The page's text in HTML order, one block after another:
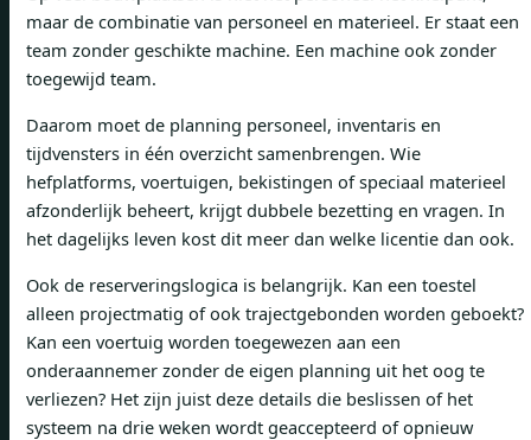
maar de combinatie van personeel en materieel. Er staat een
team zonder geschikte machine. Een machine ook zonder
toegewijd team.
Daarom moet de planning personeel, inventaris en
tijdvensters in één overzicht samenbrengen. Wie
hefplatforms, voertuigen, bekistingen of speciaal materieel
afzonderlijk beheert, krijgt dubbele bezetting en vragen. In
het dagelijks leven kost dit meer dan welke licentie dan ook.
Ook de reserveringslogica is belangrijk. Kan een toestel
alleen projectmatig of ook trajectgebonden worden geboekt?
Kan een voertuig worden toegewezen aan een
onderaannemer zonder de eigen planning uit het oog te
verliezen? Het zijn juist deze details die beslissen of het
systeem na drie weken wordt geaccepteerd of opnieuw